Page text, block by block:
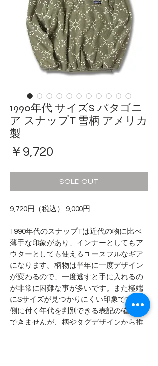
1990年代 サイズS パタゴニ
ア スナップT 雪柄 アメリカ
製
￥9,720
SOLD OUT
9,720円（税込） 9,000円
1990年代のスナップTは近代の物に比べ
薄手な印象があり、インナーとしてもア
ウターとしても使えるユースフルなギア
になります。柄物は半年に一度デザイン
が変わるので、一度逃すと手に入れるの
が非常に困難な事が多いです。また極端
にSサイズが見つかりにくい印象です。内
側に付く年代を判別できる表記の確認が
できませんが、柄やタグデザインから推